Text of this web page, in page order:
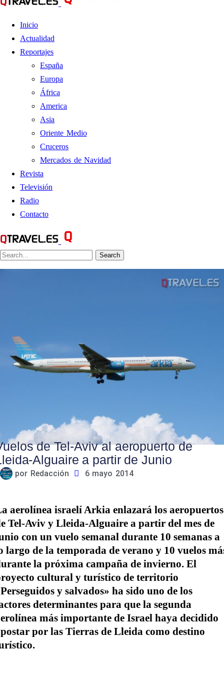
Inicio
Actualidad
Reportajes
España
Europa
África
America
Asia
Oriente Medio
Cruceros
Mercados de Navidad
Revista
Televisión
Radio
Contacto
Search
de Tel-Aviv al aeropuerto de
Alguaire a partir de Junio
por Redacción 6 mayo 2014
aerolínea israelí Arkia enlazará los aeropuertos
Tel-Aviv y Lleida-Alguaire a partir del mes de
con un vuelo semanal durante 10 semanas a
largo de la temporada de verano y 10 vuelos
la próxima campaña de invierno. El
cultural y turístico de territorio
y salvados» ha sido uno de los
determinantes para que la segunda
más importante de Israel haya decidido
por las Tierras de Lleida como destino